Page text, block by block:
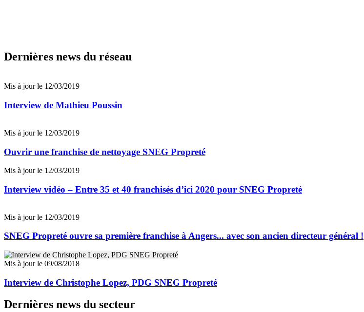
Dernières news du réseau
Mis à jour le 12/03/2019
Interview de Mathieu Poussin
Mis à jour le 12/03/2019
Ouvrir une franchise de nettoyage SNEG Propreté
Mis à jour le 12/03/2019
Interview vidéo – Entre 35 et 40 franchisés d’ici 2020 pour SNEG Propreté
Mis à jour le 12/03/2019
SNEG Propreté ouvre sa première franchise à Angers... avec son ancien directeur général !
Mis à jour le 09/08/2018
Interview de Christophe Lopez, PDG SNEG Propreté
Dernières news du secteur